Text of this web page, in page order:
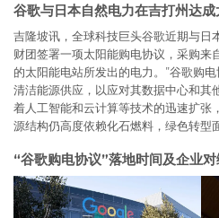
谷歌与日本自然电力在吉打州达
吉隆坡讯，全球科技巨头谷歌近期与日
财团签署一项太阳能购电协议，采购
的太阳能电站所发出的电力。”谷歌购
清洁能源供应，以应对其数据中心和其
着人工智能和云计算等技术的迅速扩张
源结构仍高度依赖化石燃料，绿色转型
“谷歌购电协议”落地时间及企业